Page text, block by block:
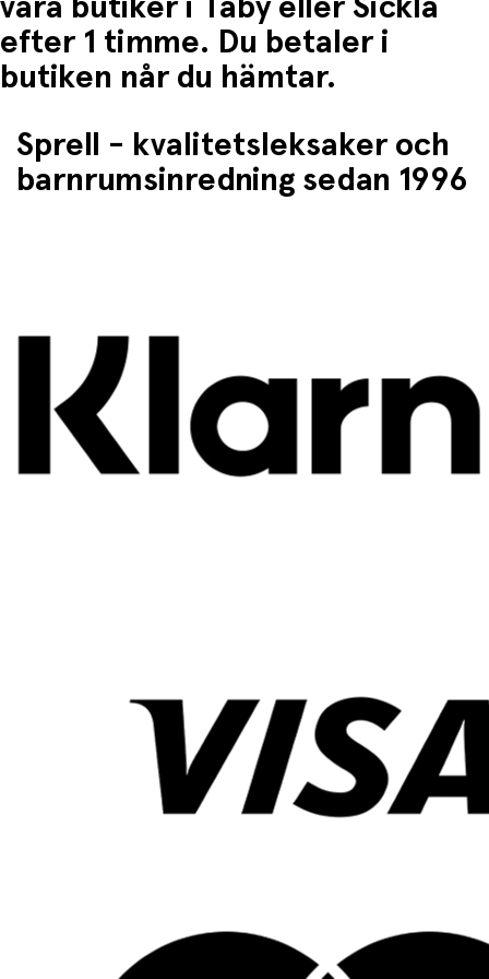
våra butiker i Täby eller Sickla
efter 1 timme. Du betaler i
butiken når du hämtar.
Sprell - kvalitetsleksaker och
barnrumsinredning sedan 1996